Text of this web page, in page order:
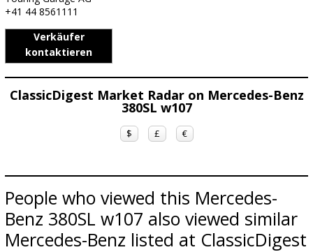
+41 44 8561111
Verkäufer
kontaktieren
ClassicDigest Market Radar on Mercedes-Benz
380SL w107
$ £ €
People who viewed this Mercedes-
Benz 380SL w107 also viewed similar
Mercedes-Benz listed at ClassicDigest